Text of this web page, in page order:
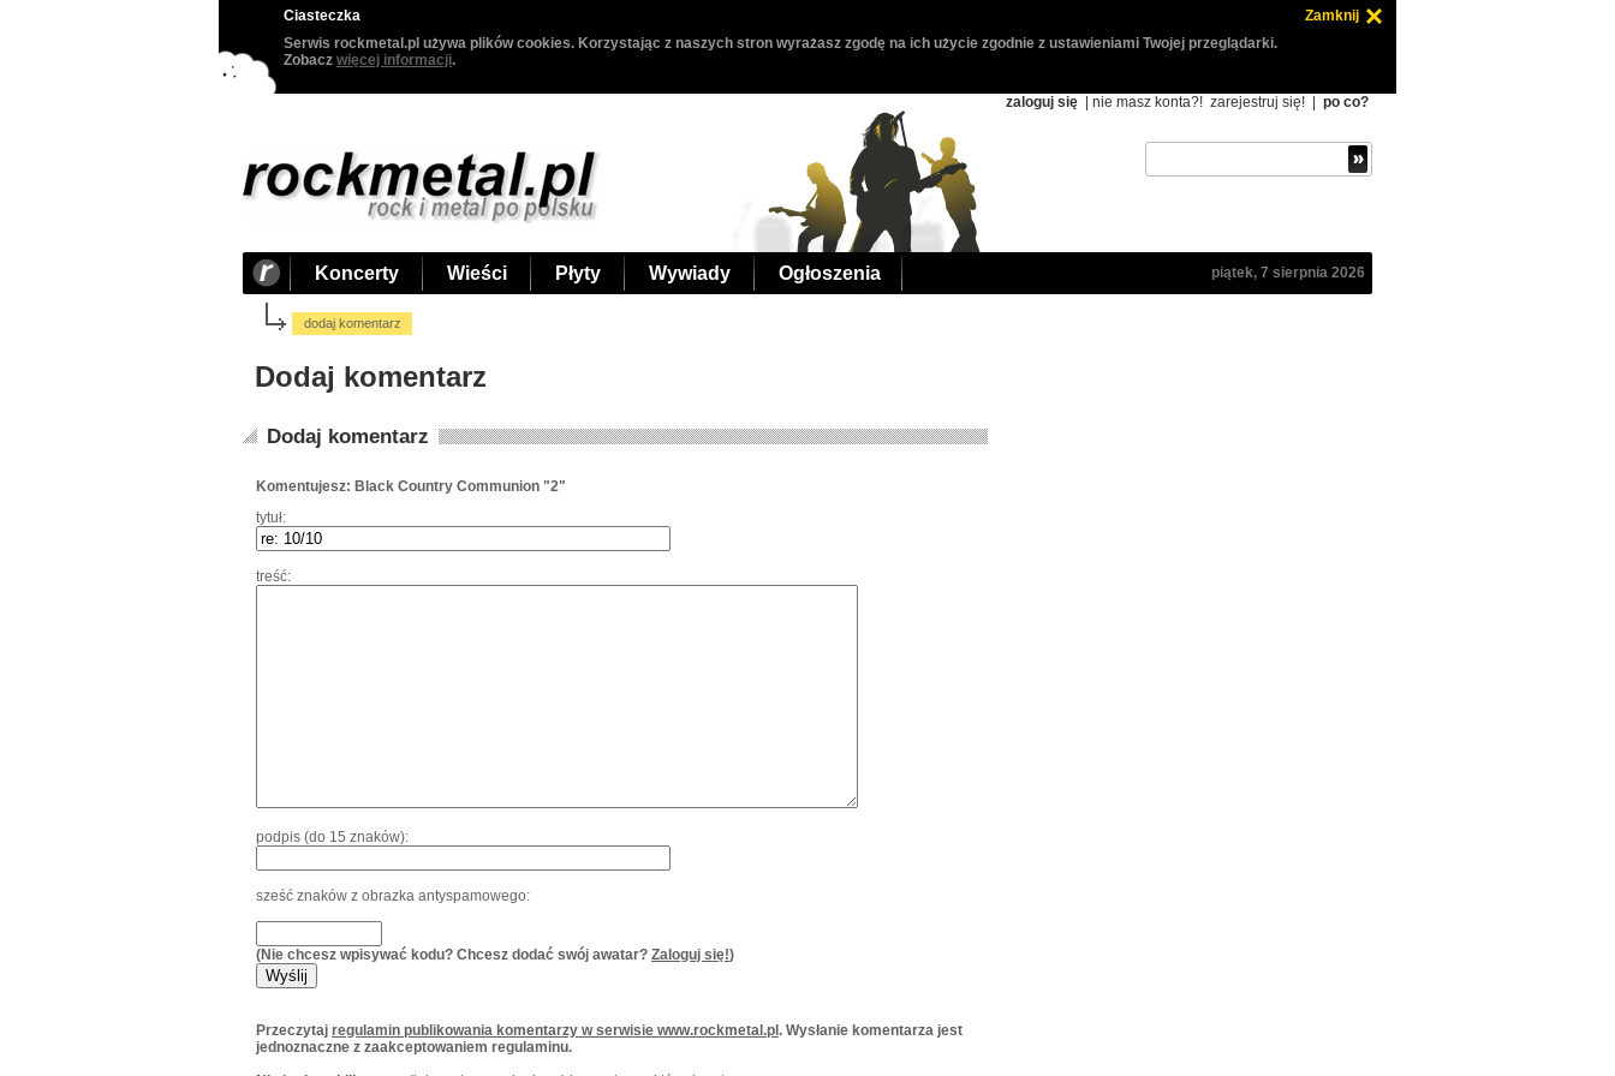
Ciasteczka
Zamknij
Serwis rockmetal.pl używa plików cookies. Korzystając z naszych stron wyrażasz zgodę na ich użycie zgodnie z ustawieniami Twojej przeglądarki.
Zobacz więcej informacji.
zaloguj się | nie masz konta?! zarejestruj się! po co?
Koncerty Wieści Płyty Wywiady Ogłoszenia piątek, 7 sierpnia 2026
dodaj komentarz
Dodaj komentarz
Dodaj komentarz
Komentujesz: Black Country Communion "2"
tytuł:
treść:
podpis (do 15 znaków):
sześć znaków z obrazka antyspamowego:
(Nie chcesz wpisywać kodu? Chcesz dodać swój awatar? Zaloguj się!)
Przeczytaj regulamin publikowania komentarzy w serwisie www.rockmetal.pl . Wysłanie komentarza jest
jednoznaczne z zaakceptowaniem regulaminu.